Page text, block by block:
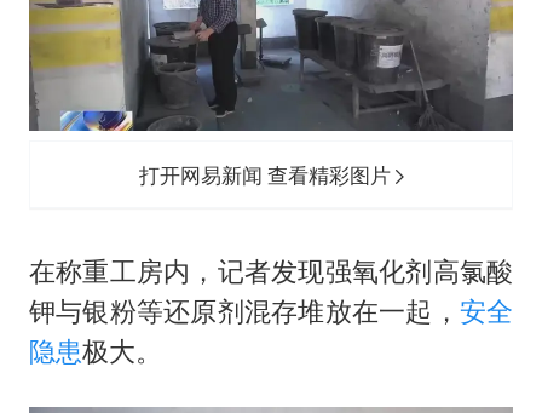
打开网易新闻 查看精彩图片
在称重工房内，记者发现强氧化剂高氯酸
钾与银粉等还原剂混存堆放在一起， 安全
隐患极大。